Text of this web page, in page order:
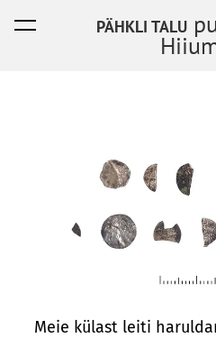
PÄHKLI TALU
lisati ostukorvi. Vaata
Meie külast leiti